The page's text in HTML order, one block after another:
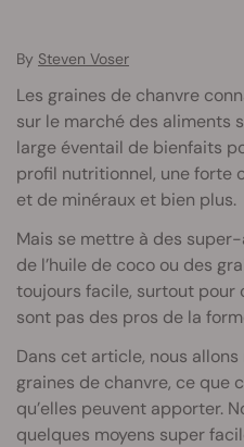
By Steven Voser
Les graines de chanvre
sur le marché des aliments
large éventail de bienfaits
profil nutritionnel, une forte
et de minéraux et bien plus.
Mais se mettre à des
de l’huile de coco ou des
toujours facile, surtout pour
sont pas des pros de la
Dans cet article, nous
graines de chanvre, ce que
qu’elles peuvent apporter.
quelques moyens super